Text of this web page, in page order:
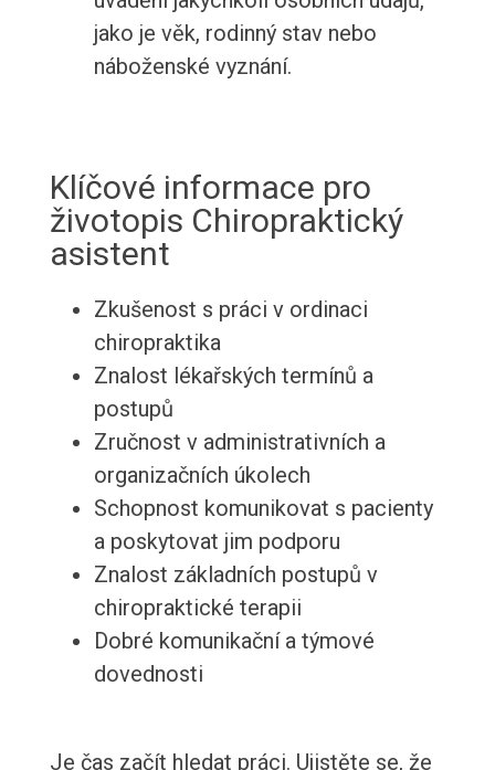
jako je věk, rodinný stav nebo
náboženské vyznání.
Klíčové informace pro
životopis Chiropraktický
asistent
Zkušenost s práci v ordinaci
chiropraktika
Znalost lékařských termínů a
postupů
Zručnost v administrativních a
organizačních úkolech
Schopnost komunikovat s pacienty
a poskytovat jim podporu
Znalost základních postupů v
chiropraktické terapii
Dobré komunikační a týmové
dovednosti
Je čas začít hledat práci. Ujistěte se, že